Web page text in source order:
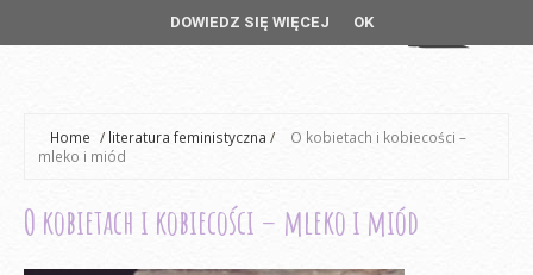
Home / literatura feministyczna /
O kobietach i kobiecości –
mleko i miód
O kobietach i kobiecości – mleko i miód
DOWIEDZ SIĘ WIĘCEJ OK